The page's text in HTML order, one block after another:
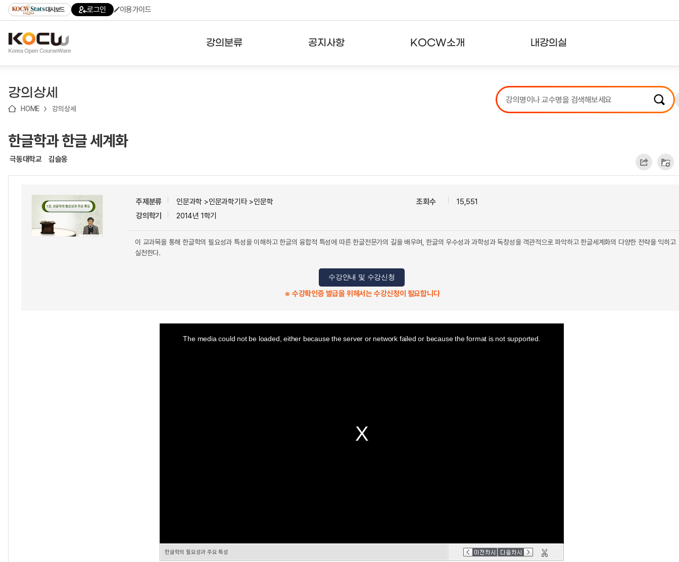
기
기
기
content)
가
대시보드 로그인 이용가이드
강의분류 공지사항 KOCW소개 내강의실
강의리스트
수강확인증강의
강의상세
HOME 강의상세
한글학과 한글 세계화
극동대학교 김슬옹
주제분류
인문과학 >인문과학기타 >인문학
강의학기
2014년 1학기
조회수 15,551
이 교과목을 통해 한글학의 필요성과 특성을 이해하고 한글의 융합적 특성에 따른 한글전문가의 길을 배우며, 한글의 우수성과 과학성과 독창성을 객관적으로 파악하고 한글세계화의 다양한 전략을 익히고
실천한다.
수강안내 및 수강신청
※ 수강확인증 발급을 위해서는 수강신청이 필요합니다
The media could not be loaded, either because the server or network failed or because the format is not supported.
한글학의 필요성과 주요 특성